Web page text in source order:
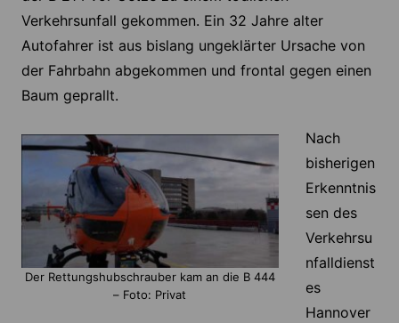
Verkehrsunfall gekommen. Ein 32 Jahre alter
Autofahrer ist aus bislang ungeklärter Ursache von
der Fahrbahn abgekommen und frontal gegen einen
Baum geprallt.
Der Rettungshubschrauber kam an die B 444
– Foto: Privat
Nach
bisherigen
Erkenntnis
sen des
Verkehrsu
nfalldienst
es
Hannover